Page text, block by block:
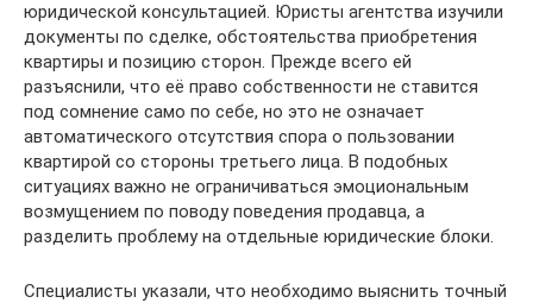
юридической консультацией. Юристы агентства изучили
документы по сделке, обстоятельства приобретения
квартиры и позицию сторон. Прежде всего ей
разъяснили, что её право собственности не ставится
под сомнение само по себе, но это не означает
автоматического отсутствия спора о пользовании
квартирой со стороны третьего лица. В подобных
ситуациях важно не ограничиваться эмоциональным
возмущением по поводу поведения продавца, а
разделить проблему на отдельные юридические блоки.
Специалисты указали, что необходимо выяснить точный